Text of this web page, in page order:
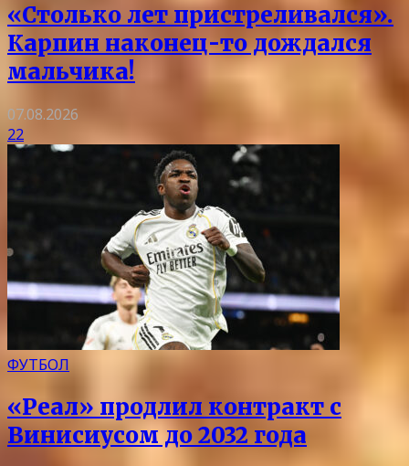
«Столько лет пристреливался».
Карпин наконец-то дождался
мальчика!
07.08.2026
22
ФУТБОЛ
«Реал» продлил контракт с
Винисиусом до 2032 года